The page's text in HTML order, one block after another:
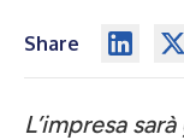
Share
L’impresa